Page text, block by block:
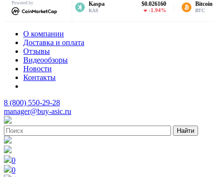
Powered by$31.13
-1.92%
Kaspa $0.026160
KAS -1.94%
Bitcoin
BTC
О компании
Доставка и оплата
Отзывы
Видеообзоры
Новости
Контакты
8 (800) 550-29-28
manager@buy-asic.ru
Найти
0
0